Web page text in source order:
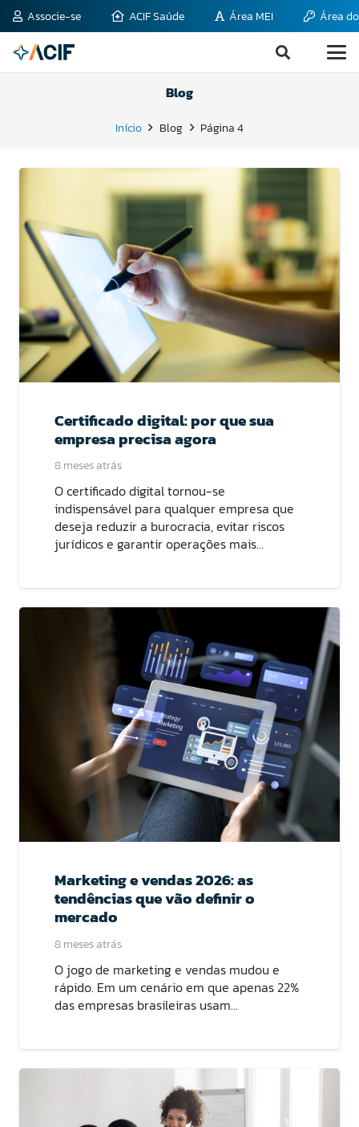
Associe-se ACIF Saúde Área MEI Área
Blog
Início Blog Página 4
Certificado digital: por que sua
empresa precisa agora
8 meses atrás
O certificado digital tornou-se
indispensável para qualquer empresa que
deseja reduzir a burocracia, evitar riscos
jurídicos e garantir operações mais…
Marketing e vendas 2026: as
tendências que vão definir o
mercado
8 meses atrás
O jogo de marketing e vendas mudou e
rápido. Em um cenário em que apenas 22%
das empresas brasileiras usam…